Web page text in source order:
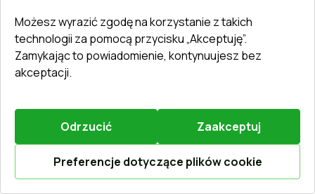
Oblicz online
System profili: 3komorowe
Głębokość ramy:
Uszczelka: 2poziomy
Oszklenie
2163,27 €
1514,29 €
Więcej / Zmień
Możesz wyrazić zgodę na korzystanie z takich
technologii za pomocą przycisku „Akceptuję”.
Zamykając to powiadomienie, kontynuujesz bez
akceptacji.
Odrzucić Zaakceptuj
Preferencje dotyczące plików cookie